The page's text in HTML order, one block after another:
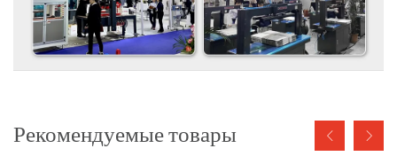
Рекомендуемые товары